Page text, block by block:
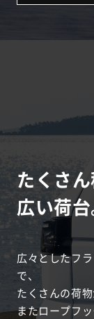
たくさ
広い荷台
広々としたフ
で、
たくさんの荷
またロープフ